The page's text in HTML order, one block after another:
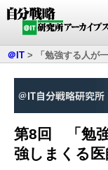
＠IT > 「勉強する人
第8回 「勉
強しまくる医